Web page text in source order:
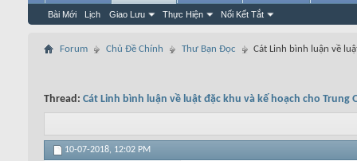
Bài Mới Lịch Giao Lưu Thực Hiện Nối Kết Tắt
Forum Chủ Đề Chính Thư Bạn Đọc Cát Linh bình luận về
Thread: Cát Linh bình luận về luật đặc khu và kế hoạch cho Trung
10-07-2018, 12:02 PM